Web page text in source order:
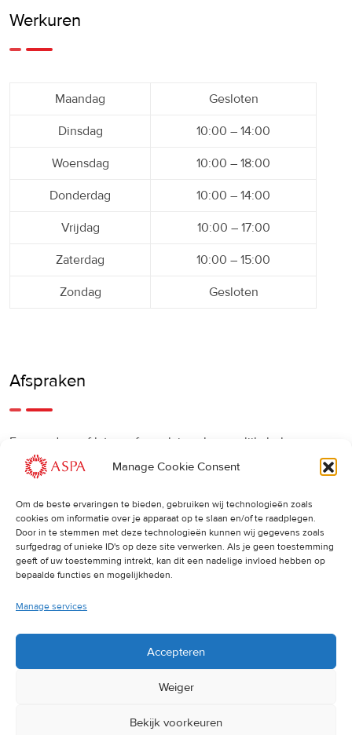
Manage Cookie Consent
Om de beste ervaringen te bieden, gebruiken wij technologieën zoals
cookies om informatie over je apparaat op te slaan en/of te raadplegen.
Door in te stemmen met deze technologieën kunnen wij gegevens zoals
surfgedrag of unieke ID's op deze site verwerken. Als je geen toestemming
geeft of uw toestemming intrekt, kan dit een nadelige invloed hebben op
bepaalde functies en mogelijkheden.
Manage services
Accepteren
Weiger
Bekijk voorkeuren
Werkuren
Maandag Gesloten
Dinsdag 10:00 – 14:00
Woensdag 10:00 – 18:00
Donderdag 10:00 – 14:00
Vrijdag 10:00 – 17:00
Zaterdag 10:00 – 15:00
Zondag Gesloten
Afspraken
Een eerdere of latere afspraak is ook mogelijk, bel ons
gerust.
Cancellations:
Indien u een afspraak wilt wijzigen of annuleren, vragen wij
u dit 24 uur van tevoren door te geven. Anders worden de
© 2025 ASPA Direct